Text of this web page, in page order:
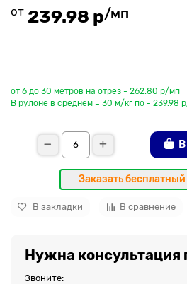
от 239.98 р/мп
от 6 до 30 метров на отрез - 262.80 р/мп
В рулоне в среднем = 30 м/кг по - 239.98
Заказать
В закладки В сравнение
Нужна консультация
Звоните: